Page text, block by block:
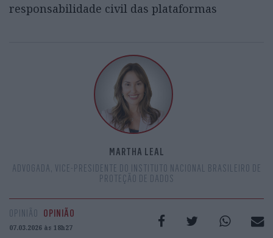
responsabilidade civil das plataformas
MARTHA LEAL
ADVOGADA, VICE-PRESIDENTE DO INSTITUTO NACIONAL BRASILEIRO DE
PROTEÇÃO DE DADOS
OPINIÃO OPINIÃO
07.03.2026 às 18h27